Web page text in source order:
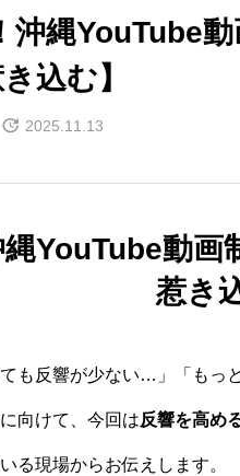
沖縄YouTube
込む】
2025.11.13
YouTube動
惹き
も反響が少ない…」「もっ
向けて、今回は反響を高め
る現場からお伝えします。